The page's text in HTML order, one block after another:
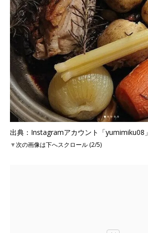
出典：Instagramアカウント「yumimiku08」
▼次の画像は下へスクロール (2/5)